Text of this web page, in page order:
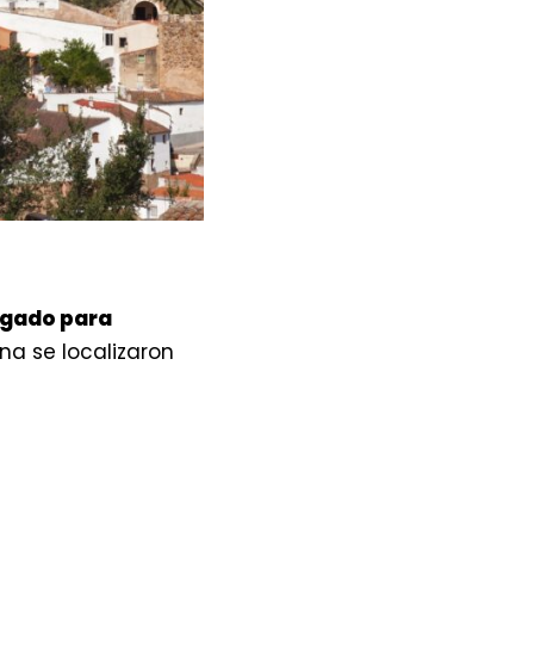
para
se localizaron